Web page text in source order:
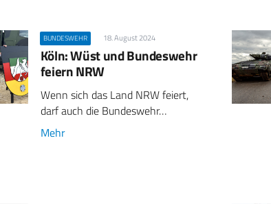
BUNDESWEHR 18. August 2024
Köln: Wüst und Bundeswehr
feiern NRW
Wenn sich das Land NRW feiert,
darf auch die Bundeswehr…
Mehr